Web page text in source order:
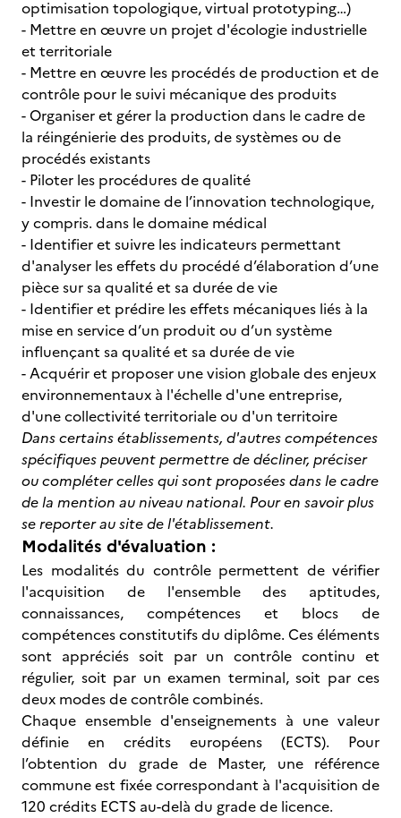
optimisation topologique, virtual prototyping…)
- Mettre en œuvre un projet d'écologie industrielle
et territoriale
- Mettre en œuvre les procédés de production et de
contrôle pour le suivi mécanique des produits
- Organiser et gérer la production dans le cadre de
la réingénierie des produits, de systèmes ou de
procédés existants
- Piloter les procédures de qualité
- Investir le domaine de l’innovation technologique,
y compris. dans le domaine médical
- Identifier et suivre les indicateurs permettant
d'analyser les effets du procédé d’élaboration d’une
pièce sur sa qualité et sa durée de vie
- Identifier et prédire les effets mécaniques liés à la
mise en service d’un produit ou d’un système
influençant sa qualité et sa durée de vie
- Acquérir et proposer une vision globale des enjeux
environnementaux à l'échelle d'une entreprise,
d'une collectivité territoriale ou d'un territoire
Dans certains établissements, d'autres compétences
spécifiques peuvent permettre de décliner, préciser
ou compléter celles qui sont proposées dans le cadre
de la mention au niveau national. Pour en savoir plus
se reporter au site de l'établissement.
Modalités d'évaluation :
Les modalités du contrôle permettent de vérifier
l'acquisition de l'ensemble des aptitudes,
connaissances, compétences et blocs de
compétences constitutifs du diplôme. Ces éléments
sont appréciés soit par un contrôle continu et
régulier, soit par un examen terminal, soit par ces
deux modes de contrôle combinés.
Chaque ensemble d'enseignements à une valeur
définie en crédits européens (ECTS). Pour
l’obtention du grade de Master, une référence
commune est fixée correspondant à l'acquisition de
120 crédits ECTS au-delà du grade de licence.